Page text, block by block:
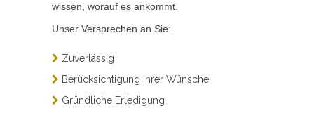
wissen, worauf es ankommt.
Unser Versprechen an Sie:
Zuverlässig
Berücksichtigung Ihrer Wünsche
Gründliche Erledigung